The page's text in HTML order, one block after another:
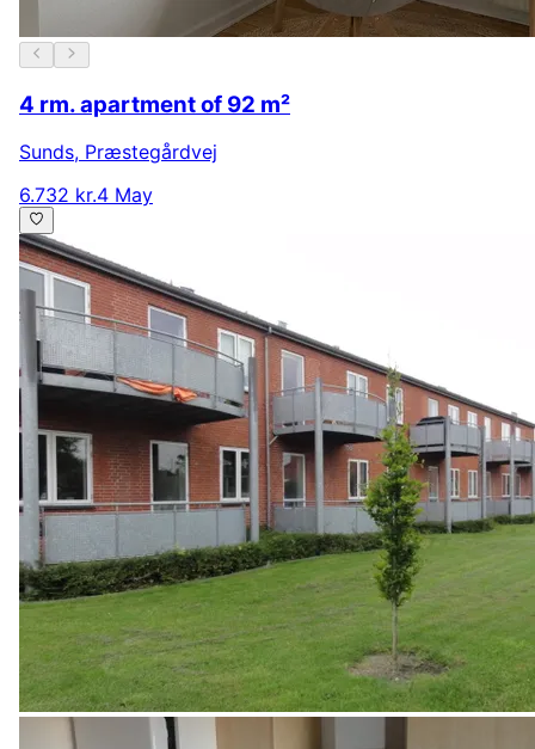
4 rm. apartment of 92 m²
Sunds, Præstegårdvej
6.732 kr.4 May